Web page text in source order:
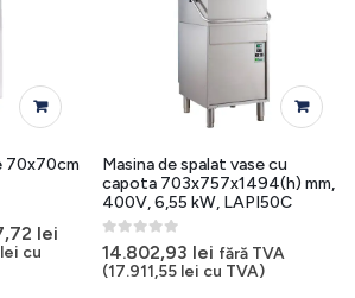
70x70cm
leiPrețul
curent
37.927,72 lei.
lei cu
Masina de spalat vase cu
capota 703x757x1494(h) mm,
400V, 6,55 kW, LAPI50C
0 out of 5
14.802,93 lei fără TVA
(17.911,55 lei cu TVA)